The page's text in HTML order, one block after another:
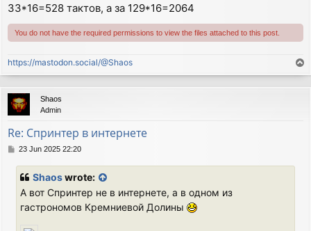
33*16=528 тактов, а за 129*16=2064
You do not have the required permissions to view the files attached to this post.
https://mastodon.social/@Shaos
o
p
Shaos
Admin
Re: Спринтер в интернете
P23 Jun 2025 22:20
Shaoswrote:
А вот Спринтер не в интернете, а в одном из
гастрономов Кремниевой Долины